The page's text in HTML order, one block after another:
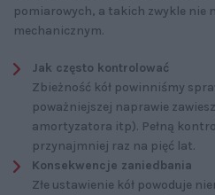
pomiarowych, a takich zwykle nie
mechanicznym.
Jak często kontrolować
Zbieżność kół powinniśmy
poważniejszej naprawie
amortyzatora itp). Pełną
przynajmniej raz na pięć lat.
Konsekwencje zaniedbania
Złe ustawienie kół powoduje